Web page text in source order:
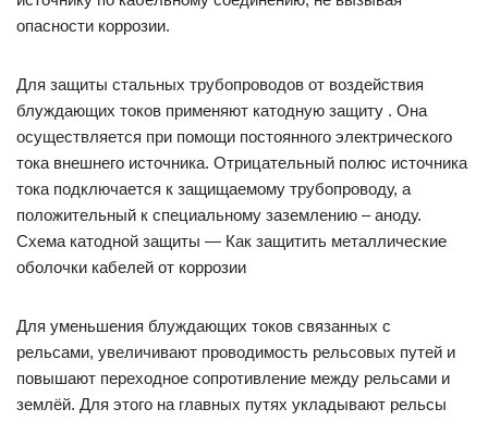
опасности коррозии.
Для защиты стальных трубопроводов от воздействия
блуждающих токов применяют катодную защиту . Она
осуществляется при помощи постоянного электрического
тока внешнего источника. Отрицательный полюс источника
тока подключается к защищаемому трубопроводу, а
положительный к специальному заземлению – аноду.
Схема катодной защиты — Как защитить металлические
оболочки кабелей от коррозии
Для уменьшения блуждающих токов связанных с
рельсами, увеличивают проводимость рельсовых путей и
повышают переходное сопротивление между рельсами и
землёй. Для этого на главных путях укладывают рельсы